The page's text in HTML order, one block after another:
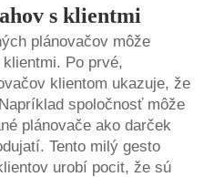
s klientmi
plánovačov môže
Po prvé,
klientom ukazuje, že
spoločnosť môže
plánovače ako darček
Tento milý gesto
urobí pocit, že sú